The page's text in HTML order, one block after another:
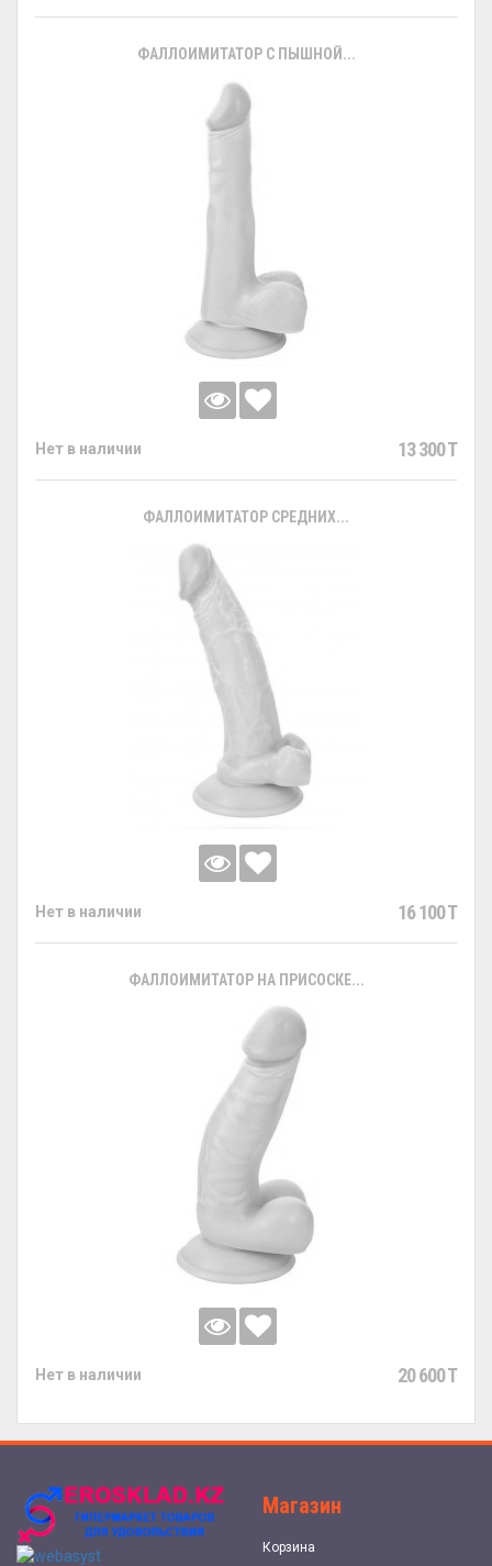
ФАЛЛОИМИТАТОР С ПЫШНОЙ...
Нет в наличии 13 300 T
ФАЛЛОИМИТАТОР СРЕДНИХ...
Нет в наличии 16 100 T
ФАЛЛОИМИТАТОР НА ПРИСОСКЕ...
Нет в наличии 20 600 T
Магазин
Корзина